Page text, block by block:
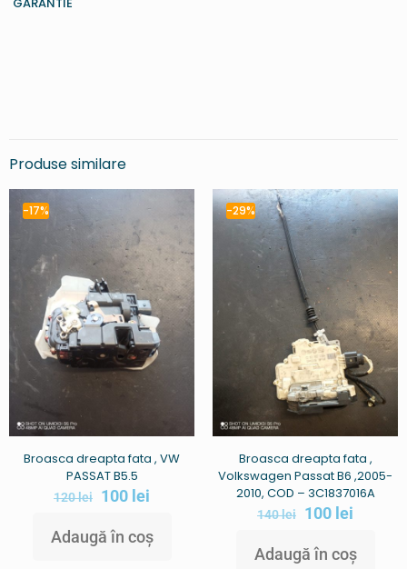
Produse similare
-17%
Broasca dreapta fata , VW
PASSAT B5.5
120lei 100 lei
Adaugă în coș
-29%
Broasca dreapta fata ,
Volkswagen Passat B6 ,2005-
2010, COD – 3C1837016A
140lei 100 lei
Adaugă în coș